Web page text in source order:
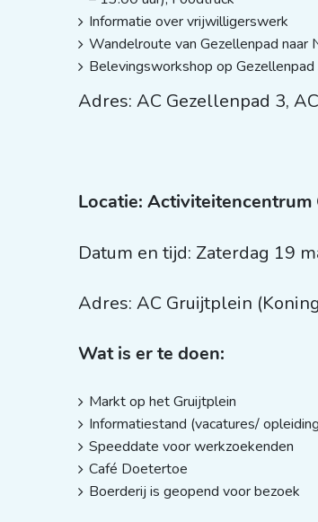
Informatie over vrijwilligerswerk
Wandelroute van Gezellenpad
Belevingsworkshop op
Adres: AC Gezellenpad 3,
Locatie: Activiteitencentrum
Datum en tijd: Zaterdag 19
Adres: AC Gruijtplein
Wat is er te doen:
Markt op het Gruijtplein
Informatiestand (vacatures/
Speeddate voor werkzoekenden
Café Doetertoe
Boerderij is geopend voor bezoek